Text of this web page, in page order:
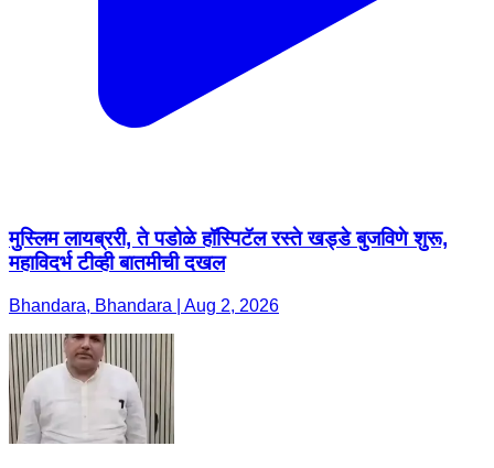
मुस्लिम लायब्ररी, ते पडोळे हॉस्पिटॅल रस्ते खड्डे बुजविणे शुरू,
महाविदर्भ टीव्ही बातमीची दखल
Bhandara, Bhandara | Aug 2, 2026